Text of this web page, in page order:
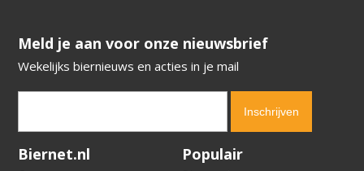
​​​​​​​Meld je aan voor onze nieuwsbrief
Wekelijks biernieuws en acties in je mail
Verification code:
Biernet.nl Populair